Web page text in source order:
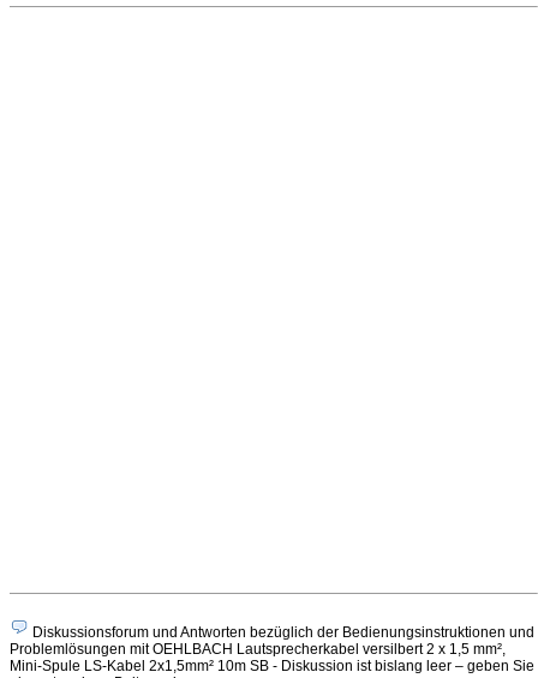
Diskussionsforum und Antworten bezüglich der Bedienungsinstruktionen und
Problemlösungen mit OEHLBACH Lautsprecherkabel versilbert 2 x 1,5 mm²,
Mini-Spule LS-Kabel 2x1,5mm² 10m SB - Diskussion ist bislang leer – geben Sie